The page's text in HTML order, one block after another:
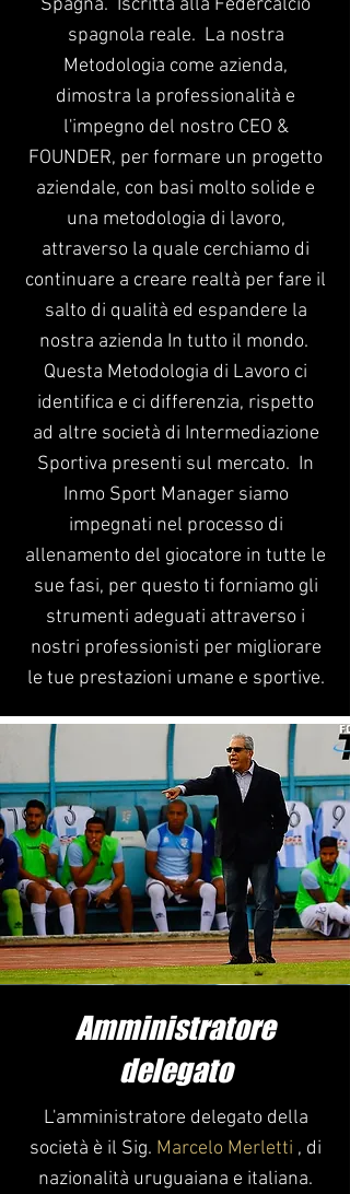
Spagna. Iscritta alla Federcalcio
spagnola reale. La nostra
Metodologia come azienda,
dimostra la professionalità e
l'impegno del nostro CEO &
FOUNDER, per formare un progetto
aziendale, con basi molto solide e
una metodologia di lavoro,
attraverso la quale cerchiamo di
continuare a creare realtà per fare il
salto di qualità ed espandere la
nostra azienda In tutto il mondo.
Questa Metodologia di Lavoro ci
identifica e ci differenzia, rispetto
ad altre società di Intermediazione
Sportiva presenti sul mercato. In
Inmo Sport Manager siamo
impegnati nel processo di
allenamento del giocatore in tutte le
sue fasi, per questo ti forniamo gli
strumenti adeguati attraverso i
nostri professionisti per migliorare
le tue prestazioni umane e sportive.
Amministratore
delegato
L'amministratore delegato della
società è il Sig. Marcelo Merletti , di
nazionalità uruguaiana e italiana.